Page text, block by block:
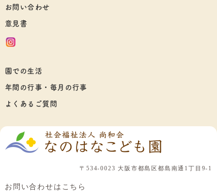
お問い合わせ
意見書
園での生活
年間の行事・毎月の行事
よくあるご質問
〒534-0023 大阪市都島区都島南通1丁目9-1
お問い合わせはこちら